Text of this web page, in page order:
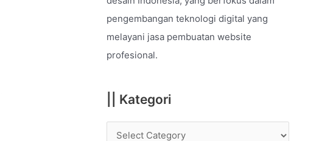
o
r
:
pengembangan teknologi digital yang
melayani jasa pembuatan website
profesional.
|| Kategori